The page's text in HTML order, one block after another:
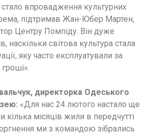
впровадження культурних
підтримав Жан-Юбер Мартен,
Центру Помпіду. Він дуже
наскільки світова культура стала
яку часто експлуатували за
гроші».
директорка Одеського
«Для нас 24 лютого настало ще
кілька місяців жили в передчутті
ми з командою зібрались